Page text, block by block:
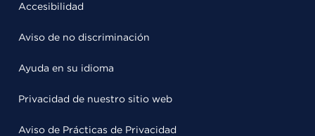
Accesibilidad
Aviso de no discriminación
Ayuda en su idioma
Privacidad de nuestro sitio web
Aviso de Prácticas de Privacidad